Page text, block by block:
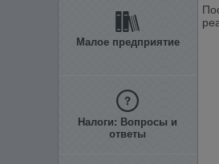
Малое предприятие
Налоги: Вопросы и
ответы